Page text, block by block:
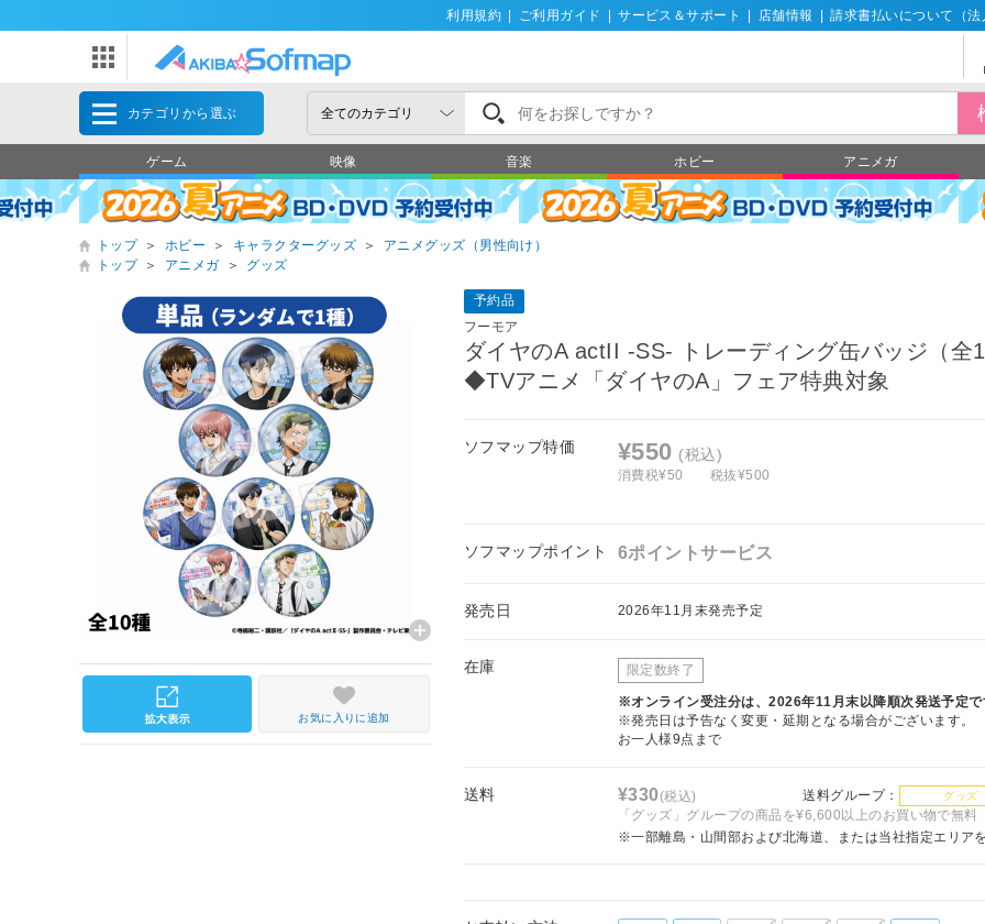
利用規約 ご利用ガイド サービス＆サポート 店舗情報 請求書払いについて（法
カテゴリから選ぶ
ゲーム 映像 音楽 ホビー アニメガ
トップ ＞ ホビー ＞ キャラクターグッズ ＞
アニメグッズ（男性向け）
トップ
＞ アニメガ ＞ グッズ
予約品
フーモア
ダイヤのA actII ‐SS‐ トレーディング缶バッジ（全
◆TVアニメ「ダイヤのA」フェア特典対象
ソフマップ特価 ¥550 (税込)
消費税¥50 税抜¥500
ソフマップポイント 6ポイントサービス
発売日 2026年11月末発売予定
在庫 限定数終了
※オンライン受注分は、2026年11月末以降順次発送予定で
※発売日は予告なく変更・延期となる場合がございます。
お一人様9点まで
送料 ¥330(税込) 送料グループ： グッズ
「グッズ」グループの商品を¥6,600以上のお買い物で無料
※一部離島・山間部および北海道、または当社指定エリア
お気に入りに追加